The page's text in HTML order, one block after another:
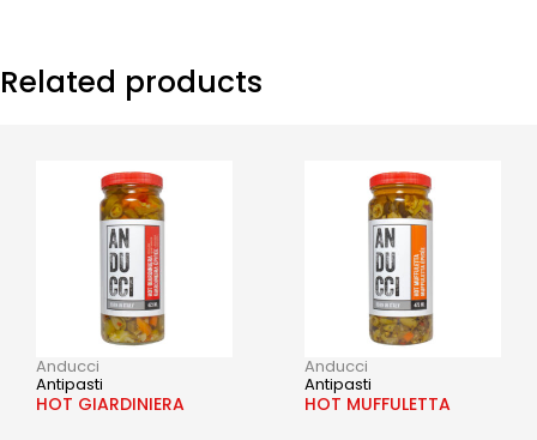
Related products
Anducci
Antipasti
HOT GIARDINIERA
Anducci
Antipasti
HOT MUFFULETTA